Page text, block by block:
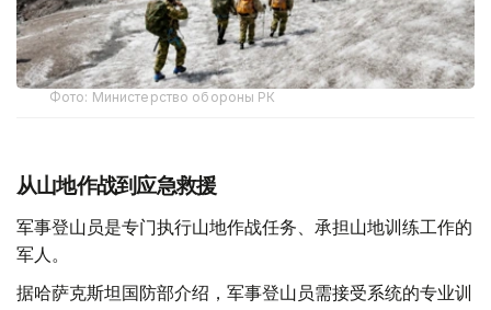
Фото: Министерство обороны РК
从山地作战到应急救援
军事登山员是专门执行山地作战任务、承担山地训练工作的
军人。
据哈萨克斯坦国防部介绍，军事登山员需接受系统的专业训